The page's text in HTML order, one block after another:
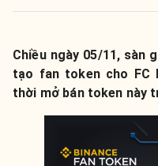
Chiều ngày 05/11, sàn
tạo fan token cho FC
thời mở bán token này